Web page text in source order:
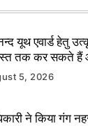
यूथ एवार्ड हेतु
तक कर सकते हैं
5, 2026
ने किया गंग